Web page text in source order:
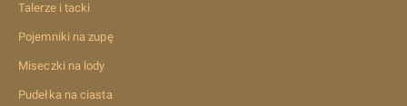
Talerze i tacki
Pojemniki na zupę
Miseczki na lody
Pudełka na ciasta